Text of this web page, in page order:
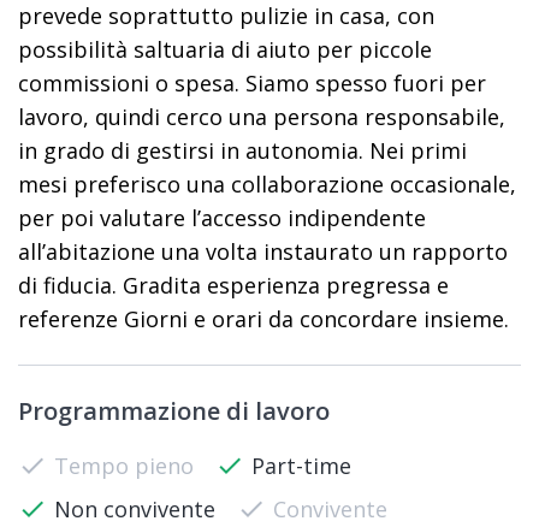
prevede soprattutto pulizie in casa, con
possibilità saltuaria di aiuto per piccole
commissioni o spesa. Siamo spesso fuori per
lavoro, quindi cerco una persona responsabile,
in grado di gestirsi in autonomia. Nei primi
mesi preferisco una collaborazione occasionale,
per poi valutare l’accesso indipendente
all’abitazione una volta instaurato un rapporto
di fiducia. Gradita esperienza pregressa e
referenze Giorni e orari da concordare insieme.
Programmazione di lavoro
check Tempo pieno check Part-time
check Non convivente check Convivente